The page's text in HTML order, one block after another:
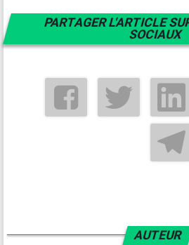
PARTAGER L'ARTICLE
SOCIAUX
AUTEUR